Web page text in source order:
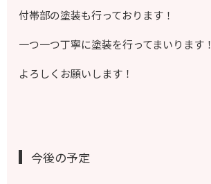
付帯部の塗装も行っております！
一つ一つ丁寧に塗装を行ってまいります！
よろしくお願いします！
今後の予定